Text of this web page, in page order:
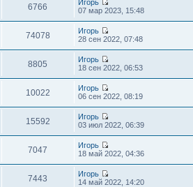
6766
Игорь
07 мар 2023, 15:48
74078
Игорь
28 сен 2022, 07:48
8805
Игорь
18 сен 2022, 06:53
10022
Игорь
06 сен 2022, 08:19
15592
Игорь
03 июл 2022, 06:39
7047
Игорь
18 май 2022, 04:36
7443
Игорь
14 май 2022, 14:20